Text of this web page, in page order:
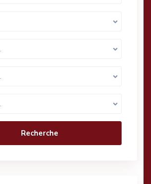
Recherche